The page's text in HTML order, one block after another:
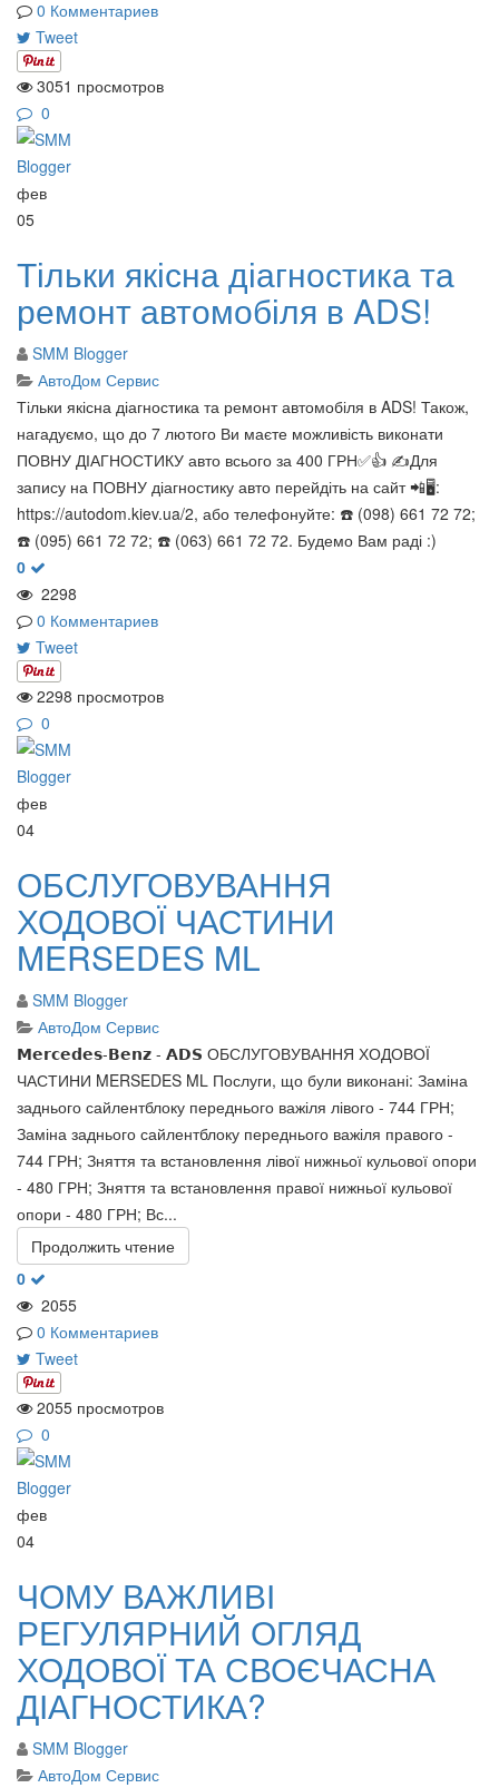
0 Комментариев
Tweet
3051 просмотров
0
фев
05
Тільки якісна діагностика та
ремонт автомобіля в ADS!
SMM Blogger
АвтоДом Сервис
Тільки якісна діагностика та ремонт автомобіля в ADS! Також,
нагадуємо, що до 7 лютого Ви маєте можливість виконати
ПОВНУ ДІАГНОСТИКУ авто всього за 400 ГРН✅👍 ✍️Для
запису на ПОВНУ діагностику авто перейдіть на сайт 📲🖥:
https://autodom.kiev.ua/2, або телефонуйте: ☎️ (098) 661 72 72;
☎️ (095) 661 72 72; ☎️ (063) 661 72 72. Будемо Вам раді :)
0
2298
0 Комментариев
Tweet
2298 просмотров
0
фев
04
ОБСЛУГОВУВАННЯ
ХОДОВОЇ ЧАСТИНИ
MERSEDES ML
SMM Blogger
АвтоДом Сервис
𝗠𝗲𝗿𝗰𝗲𝗱𝗲𝘀-𝗕𝗲𝗻𝘇 - 𝗔𝗗𝗦 ОБСЛУГОВУВАННЯ ХОДОВОЇ
ЧАСТИНИ MERSEDES ML Послуги, що були виконані: Заміна
заднього сайлентблоку переднього важіля лівого - 744 ГРН;
Заміна заднього сайлентблоку переднього важіля правого -
744 ГРН; Зняття та встановлення лівої нижньої кульової опори
- 480 ГРН; Зняття та встановлення правої нижньої кульової
опори - 480 ГРН; Вс...
Продолжить чтение
0
2055
0 Комментариев
Tweet
2055 просмотров
0
фев
04
ЧОМУ ВАЖЛИВІ
РЕГУЛЯРНИЙ ОГЛЯД
ХОДОВОЇ ТА СВОЄЧАСНА
ДІАГНОСТИКА?
SMM Blogger
АвтоДом Сервис